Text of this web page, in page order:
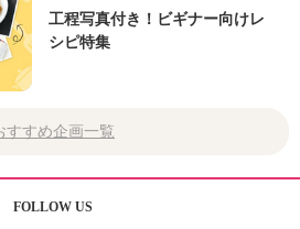
工程写真付き！ビギナー向けレ
シピ特集
すすめ企画一覧
FOLLOW US